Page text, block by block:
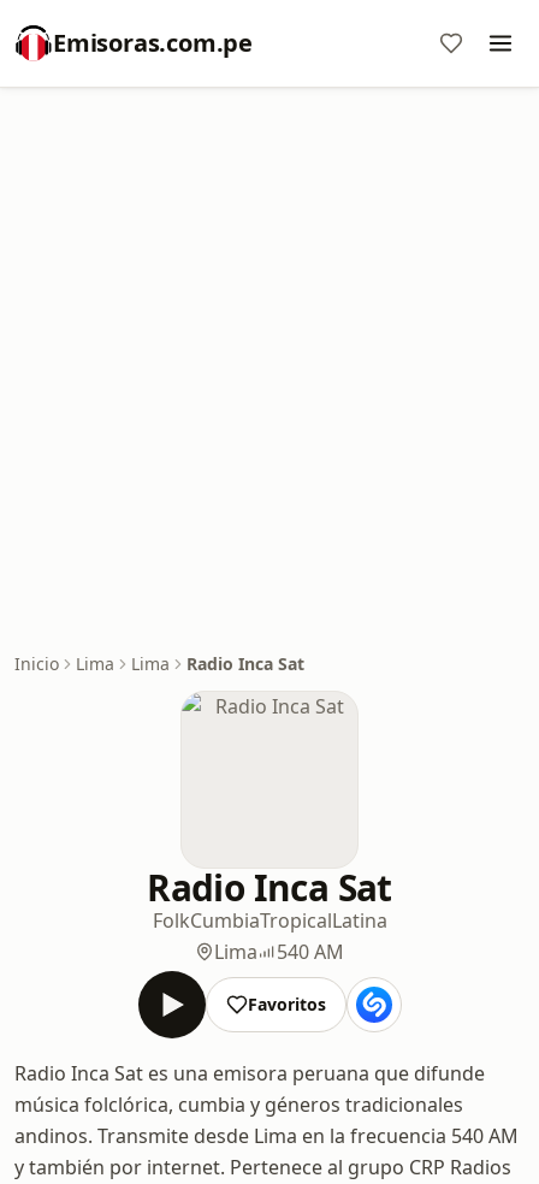
Emisoras.com.pe
Inicio Lima Lima Radio Inca Sat
Radio Inca Sat
FolkCumbiaTropicalLatina
Lima
540 AM
Favoritos
Radio Inca Sat es una emisora peruana que difunde
música folclórica, cumbia y géneros tradicionales
andinos. Transmite desde Lima en la frecuencia 540 AM
y también por internet. Pertenece al grupo CRP Radios